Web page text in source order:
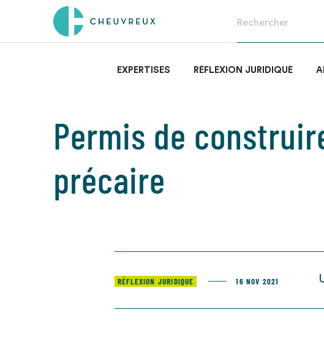
EXPERTISES RÉFLEXION JURIDIQUE
Permis de
précaire
RÉFLEXION JURIDIQUE 16 NOV 2021